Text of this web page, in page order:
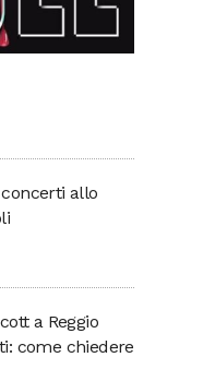
allo
a Reggio
come chiedere